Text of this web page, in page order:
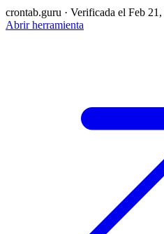
crontab.guru · Verificada el Feb
Abrir herramienta